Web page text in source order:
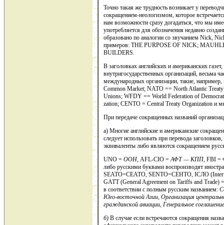
Точно такая же трудность возникает у
сокращением-неологизмом, которое
нам возможности сразу догадаться, что мы
употребляется для обозначения недавно
образовано по аналогии со звучанием Nick,
примеров: THE PURPOSE OF NICK;
BUILDERS.
В заголовках английских и американских
внутригосударственных организаций, весьма
международных организации, такие,
Common Market; NATO == North Atlantic
Unions; WFDY == World Federation of
zation; CENTO = Central Treaty Organization и
При передаче сокращенных названий
а) Многие английские и американские
следует ис­пользовать при перевода
эквиваленты либо являются сокра­щением
UNO = ООН, AFL-CIO =АФТ — КПП, FBI =
либо русскими буквами воспроизводят
SEATO=СЕATO, SENTO=CЕНTO, IСЛО
GATT (Gener­al Agreement on Tariffs and Trade)
в соответствии с полным русским названием:
Юго-восточной Азии, Организация
гражданской авиации, Генеральное
б) В случае если встречаются сокращения